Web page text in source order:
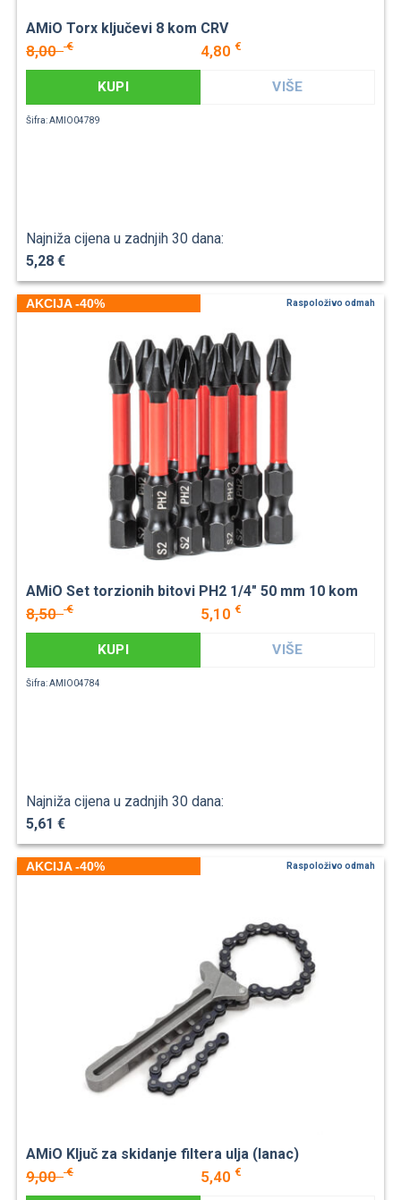
AMiO Torx ključevi 8 kom CRV
8,00€ 4,80 €
KUPI VIŠE
Šifra: AMIO04789
Najniža cijena u zadnjih 30 dana:
5,28 €
AKCIJA -40% Raspoloživo odmah
AMiO Set torzionih bitovi PH2 1/4" 50 mm 10 kom
8,50€ 5,10 €
KUPI VIŠE
Šifra: AMIO04784
Najniža cijena u zadnjih 30 dana:
5,61 €
AKCIJA -40% Raspoloživo odmah
AMiO Ključ za skidanje filtera ulja (lanac)
9,00€ 5,40 €